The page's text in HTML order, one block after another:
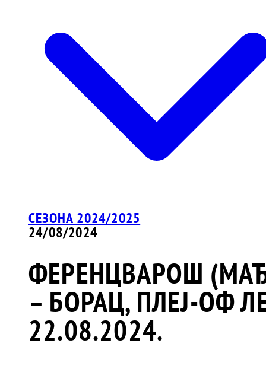
СЕЗОНА 2024/2025
24/08/2024
ФЕРЕНЦВАРОШ
– БОРАЦ, ПЛЕЈ-ОФ
22.08.2024.